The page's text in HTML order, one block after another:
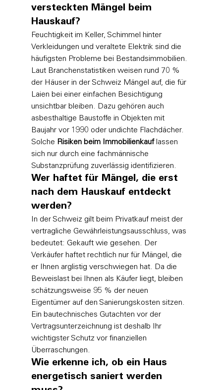
versteckten Mängel beim
Hauskauf?
Feuchtigkeit im Keller, Schimmel hinter
Verkleidungen und veraltete Elektrik sind die
häufigsten Probleme bei Bestandsimmobilien.
Laut Branchenstatistiken weisen rund 70 %
der Häuser in der Schweiz Mängel auf, die für
Laien bei einer einfachen Besichtigung
unsichtbar bleiben. Dazu gehören auch
asbesthaltige Baustoffe in Objekten mit
Baujahr vor 1990 oder undichte Flachdächer.
Solche Risiken beim Immobilienkauf lassen
sich nur durch eine fachmännische
Substanzprüfung zuverlässig identifizieren.
Wer haftet für Mängel, die erst
nach dem Hauskauf entdeckt
werden?
In der Schweiz gilt beim Privatkauf meist der
vertragliche Gewährleistungsausschluss, was
bedeutet: Gekauft wie gesehen. Der
Verkäufer haftet rechtlich nur für Mängel, die
er Ihnen arglistig verschwiegen hat. Da die
Beweislast bei Ihnen als Käufer liegt, bleiben
schätzungsweise 95 % der neuen
Eigentümer auf den Sanierungskosten sitzen.
Ein bautechnisches Gutachten vor der
Vertragsunterzeichnung ist deshalb Ihr
wichtigster Schutz vor finanziellen
Überraschungen.
Wie erkenne ich, ob ein Haus
energetisch saniert werden